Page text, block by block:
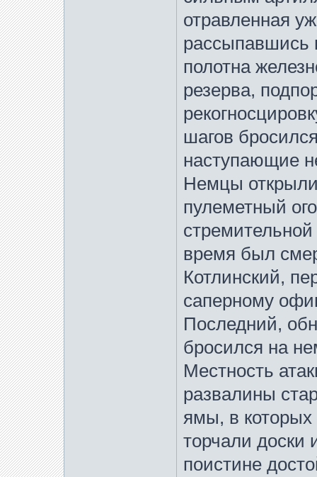
отравленная
рассыпавшись
полотна
резерва,
шагов
наступающие
Немцы
пулеметный
стремительной
время был
Котлинский,
саперному
Последний,
бросился на
Местность
развалины
ямы, в
торчали доски
поистине